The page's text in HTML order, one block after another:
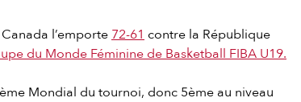
Canada l’emporte 72-61 contre la République
du Monde Féminine de Basketball FIBA U19.
Mondial du tournoi, donc 5ème au niveau